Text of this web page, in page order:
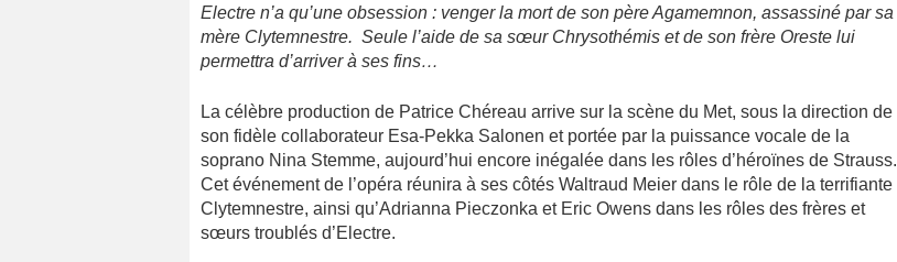
Electre n’a qu’une obsession : venger la mort de son père Agamemnon, assassiné par sa
mère Clytemnestre. Seule l’aide de sa sœur Chrysothémis et de son frère Oreste lui
permettra d’arriver à ses fins…
La célèbre production de Patrice Chéreau arrive sur la scène du Met, sous la direction de
son fidèle collaborateur Esa-Pekka Salonen et portée par la puissance vocale de la
soprano Nina Stemme, aujourd’hui encore inégalée dans les rôles d’héroïnes de Strauss.
Cet événement de l’opéra réunira à ses côtés Waltraud Meier dans le rôle de la terrifiante
Clytemnestre, ainsi qu’Adrianna Pieczonka et Eric Owens dans les rôles des frères et
sœurs troublés d’Electre.